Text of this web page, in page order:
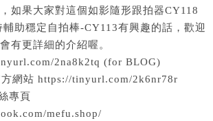
如果大家對這個如影隨形跟拍器CY118
助穩定自拍棒-CY113有興趣的話，歡迎
有更詳細的介紹喔。
2na8k2tq (for BLOG)
網站 https://tinyurl.com/2k6nr78r
專頁
mefu.shop/